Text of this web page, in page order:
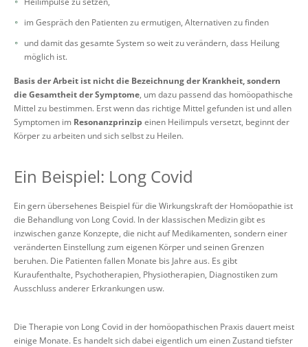
im Gespräch den Patienten zu ermutigen, Alternativen zu finden
und damit das gesamte System so weit zu verändern, dass Heilung
möglich ist.
Basis der Arbeit ist nicht die Bezeichnung der Krankheit, sondern
die Gesamtheit der Symptome, um dazu passend das homöopathische
Mittel zu bestimmen. Erst wenn das richtige Mittel gefunden ist und allen
Symptomen im Resonanzprinzip einen Heilimpuls versetzt, beginnt der
Körper zu arbeiten und sich selbst zu Heilen.
Ein Beispiel: Long Covid
Ein gern übersehenes Beispiel für die Wirkungskraft der Homöopathie ist
die Behandlung von Long Covid. In der klassischen Medizin gibt es
inzwischen ganze Konzepte, die nicht auf Medikamenten, sondern einer
veränderten Einstellung zum eigenen Körper und seinen Grenzen
beruhen. Die Patienten fallen Monate bis Jahre aus. Es gibt
Kuraufenthalte, Psychotherapien, Physiotherapien, Diagnostiken zum
Ausschluss anderer Erkrankungen usw.
Die Therapie von Long Covid in der homöopathischen Praxis dauert meist
einige Monate. Es handelt sich dabei eigentlich um einen Zustand tiefster